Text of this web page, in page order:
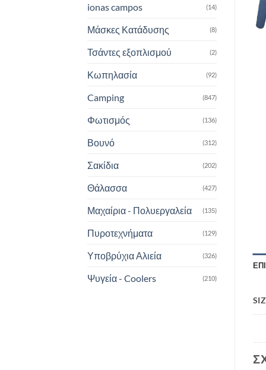
ionas campos (14)
Μάσκες Κατάδυσης (8)
Τσάντες εξοπλισμού (2)
Κωπηλασία (92)
Camping (847)
Φωτισμός (136)
Βουνό (312)
Σακίδια (202)
Θάλασσα (427)
Μαχαίρια - Πολυεργαλεία (135)
Πυροτεχνήματα (129)
Υποβρύχια Αλιεία (326)
Ψυγεία - Coolers (210)